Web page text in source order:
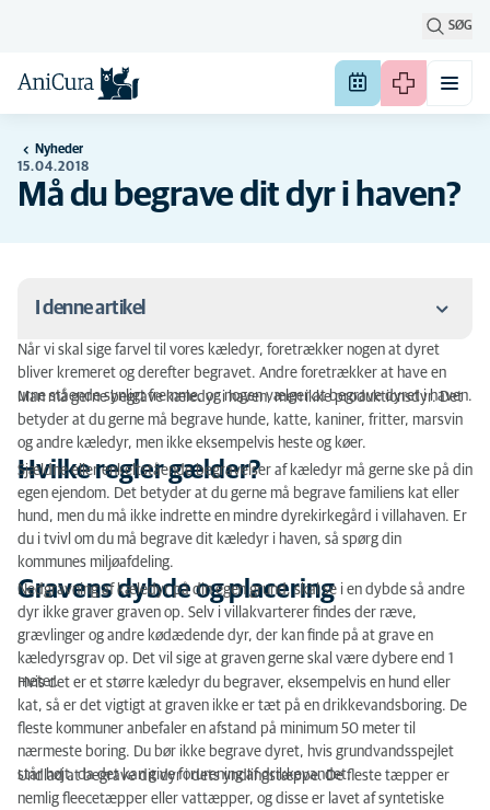
SØG
Nyheder
15.04.2018
Må du begrave dit dyr i haven?
I denne artikel
Hvilke regler gælder?
Gravens dybde og placering
Alternativer til begravelse
Når vi skal sige farvel til vores kæledyr, foretrækker nogen at dyret
bliver kremeret og derefter begravet. Andre foretrækker at have en
urne stående synligt fremme, og nogen vælger at begrave dyret i haven.
Man må gerne begrave kæledyr i haven, men ikke produktionsdyr. Det
betyder at du gerne må begrave hunde, katte, kaniner, fritter, marsvin
og andre kæledyr, men ikke eksempelvis heste og køer.
Hvilke regler gælder?
Sjældne eller enkeltstående begravelser af kæledyr må gerne ske på din
egen ejendom. Det betyder at du gerne må begrave familiens kat eller
hund, men du må ikke indrette en mindre dyrekirkegård i villahaven. Er
du i tvivl om du må begrave dit kæledyr i haven, så spørg din
kommunes miljøafdeling.
Gravens dybde og placering
Nedgravning af kæledyr på din egen grund, skal se i en dybde så andre
dyr ikke graver graven op. Selv i villakvarterer findes der ræve,
grævlinger og andre kødædende dyr, der kan finde på at grave en
kæledyrsgrav op. Det vil sige at graven gerne skal være dybere end 1
meter.
Hvis det er et større kæledyr du begraver, eksempelvis en hund eller
kat, så er det vigtigt at graven ikke er tæt på en drikkevandsboring. De
fleste kommuner anbefaler en afstand på minimum 50 meter til
nærmeste boring. Du bør ikke begrave dyret, hvis grundvandsspejlet
står højt, da det kan give forurening af drikkevandet.
Undlad at begrave dit dyr i dets yndlingstæppe. De fleste tæpper er
nemlig fleecetæpper eller vattæpper, og disse er lavet af syntetiske